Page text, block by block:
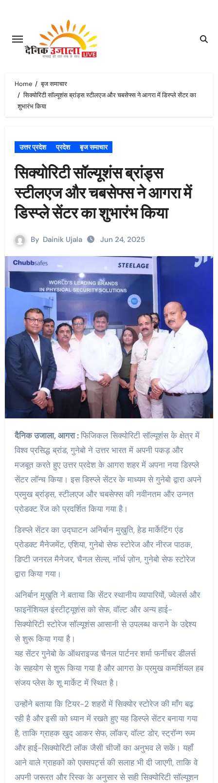
content
Home
बृज समाचार
सिक्योरिटी सॉल्यूशंस ब्रांड्स स्टीलएज और चबसेफ्स ने आगरा में डिस्प्ले सेंटर का
शुभारंभ किया
उत्तर प्रदेश प्रदेश बृज समाचार
सिक्योरिटी सॉल्यूशंस ब्रांड्स
स्टीलएज और चबसेफ्स ने आगरा में
डिस्प्ले सेंटर का शुभारंभ किया
By Dainik Ujala Jun 24, 2025
दैनिक उजाला, आगरा :फिजिकल सिक्योरिटी सॉल्यूशंस के क्षेत्र में
विश्व प्रसिद्ध ब्रांड, गुनेबो ने उत्तर भारत में अपनी पकड़ और
मजबूत करते हुए उत्तर प्रदेश के आगरा शहर में अपना नया डिस्प्ले
सेंटर लॉन्च किया। इस डिस्प्ले सेंटर के माध्यम से गुनेबो द्वारा अपने
प्रमुख ब्रांड्स, स्टीलएज और चबसेफ्स की नवीनतम और उन्नत
प्रोडक्ट रेंज को प्रदर्शित किया गया है।
डिस्प्ले सेंटर का उद्घाटन अनिर्बान मुखुति, हेड मार्केटिंग एंड
प्रोडक्ट मैनेजमेंट, एशिया, गुनेबो सेफ स्टोरेज और नीरज पाठक,
डिप्टी जनरल मैनेजर, चैनल सेल्स, नॉर्थ ज़ोन, गुनेबो सेफ स्टोरेज
द्वारा किया गया।
अनिर्बान मुखुति ने बताया कि सेंटर स्थानीय व्यापारियों, ज्वेलर्स और
फाइनेंशियल इंस्टीट्यूशंस को सेफ, वॉल्ट और अन्य हाई-
सिक्योरिटी स्टोरेज सॉल्यूशंस आसानी से उपलब्ध कराने के उद्देश्य
से शुरू किया गया है।
यह सेंटर गुनेबो के ऑथराइज्ड चैनल पार्टनर शर्मा फर्नीचर डीलर्स
के सहयोग से शुरू किया गया है और आगरा के प्रमुख कमर्शियल हब
संजय प्लेस के शू मार्केट में स्थित है।
उन्होंने बताया कि टियर-2 शहरों में सिक्योर स्टोरेज की माँग बढ़
रही है और इसी को ध्यान में रखते हुए यह डिस्प्ले सेंटर बनाया गया
है, ताकि ग्राहक खुद आकर सेफ, लॉकर, वॉल्ट डोर, स्ट्रॉन्ग रूम
और हाई-सिक्योरिटी लॉक जैसी चीजों का अनुभव ले सकें। यहाँ
आने वाले ग्राहकों को एक्सपर्ट्स की सलाह भी दी जाएगी, ताकि वे
अपनी जरूरत और रिस्क के अनुसार से सही सिक्योरिटी सॉल्यूशन